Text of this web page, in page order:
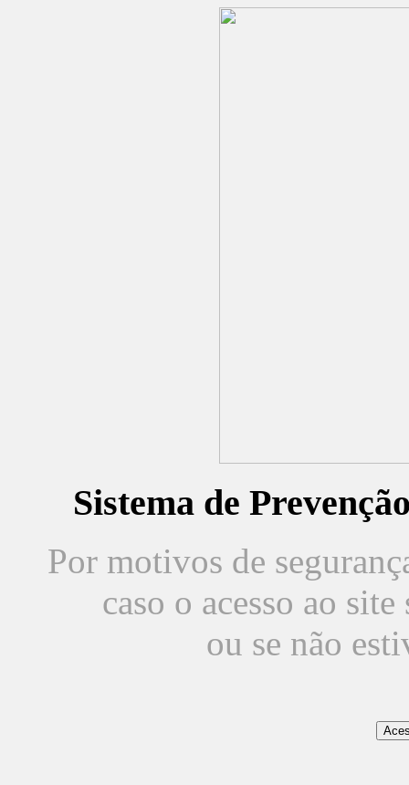
Sistema de
Por motivos de
caso o acesso ao
ou se não